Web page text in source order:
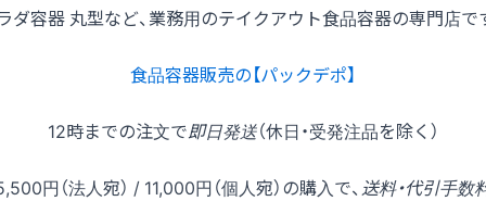
ダ容器 丸型など、業務用のテイクアウト食品容器の専門店で
食品容器販売の【パックデポ】
12時までの注文で即日発送（休日・受発注品を除く）
円（法人宛） / 11,000円（個人宛）の購入で、 送料・代引手数